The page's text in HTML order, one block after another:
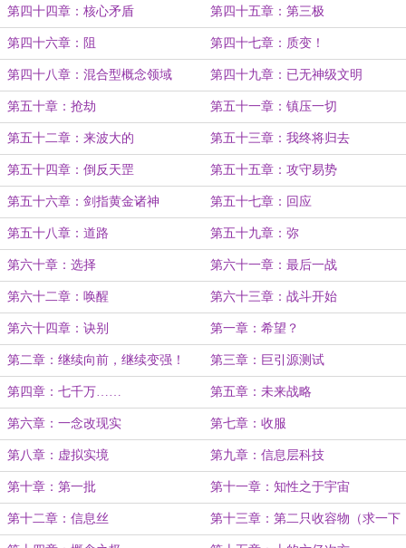
第四十四章：核心矛盾 第四十五章：第三极
第四十六章：阻 第四十七章：质变！
第四十八章：混合型概念领域 第四十九章：已无神级文明
第五十章：抢劫 第五十一章：镇压一切
第五十二章：来波大的 第五十三章：我终将归去
第五十四章：倒反天罡 第五十五章：攻守易势
第五十六章：剑指黄金诸神 第五十七章：回应
第五十八章：道路 第五十九章：弥
第六十章：选择 第六十一章：最后一战
第六十二章：唤醒 第六十三章：战斗开始
第六十四章：诀别 第一章：希望？
第二章：继续向前，继续变强！ 第三章：巨引源测试
第四章：七千万…… 第五章：未来战略
第六章：一念改现实 第七章：收服
第八章：虚拟实境 第九章：信息层科技
第十章：第一批 第十一章：知性之于宇宙
第十二章：信息丝 第十三章：第二只收容物（求一下